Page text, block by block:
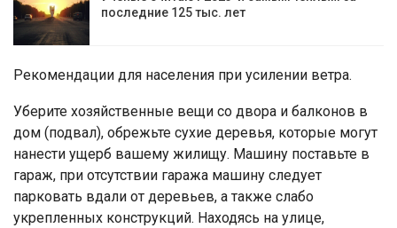
последние 125 тыс. лет
Рекомендации для населения при усилении ветра.
Уберите хозяйственные вещи со двора и балконов в
дом (подвал), обрежьте сухие деревья, которые могут
нанести ущерб вашему жилищу. Машину поставьте в
гараж, при отсутствии гаража машину следует
парковать вдали от деревьев, а также слабо
укрепленных конструкций. Находясь на улице,